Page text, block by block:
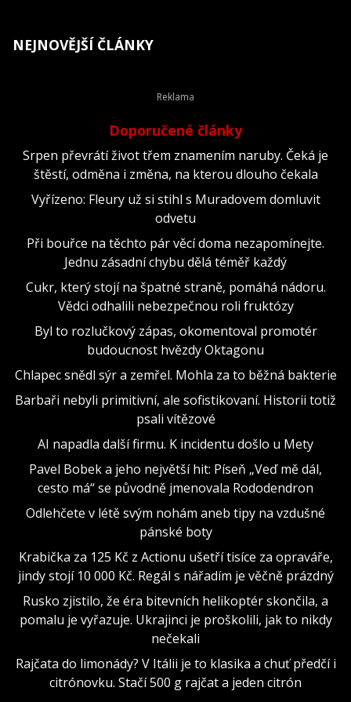
NEJNOVĚJŠÍ ČLÁNKY
Doporučené články
Srpen převrátí život třem znamením naruby. Čeká je
štěstí, odměna i změna, na kterou dlouho čekala
Vyřízeno: Fleury už si stihl s Muradovem domluvit
odvetu
Při bouřce na těchto pár věcí doma nezapomínejte.
Jednu zásadní chybu dělá téměř každý
Cukr, který stojí na špatné straně, pomáhá nádoru.
Vědci odhalili nebezpečnou roli fruktózy
Byl to rozlučkový zápas, okomentoval promotér
budoucnost hvězdy Oktagonu
Chlapec snědl sýr a zemřel. Mohla za to běžná bakterie
Barbaři nebyli primitivní, ale sofistikovaní. Historii totiž
psali vítězové
AI napadla další firmu. K incidentu došlo u Mety
Pavel Bobek a jeho největší hit: Píseň „Veď mě dál,
cesto má“ se původně jmenovala Rododendron
Odlehčete v létě svým nohám aneb tipy na vzdušné
pánské boty
Krabička za 125 Kč z Actionu ušetří tisíce za opraváře,
jindy stojí 10 000 Kč. Regál s nářadím je věčně prázdný
Rusko zjistilo, že éra bitevních helikoptér skončila, a
pomalu je vyřazuje. Ukrajinci je proškolili, jak to nikdy
nečekali
Rajčata do limonády? V Itálii je to klasika a chuť předčí i
citrónovku. Stačí 500 g rajčat a jeden citrón